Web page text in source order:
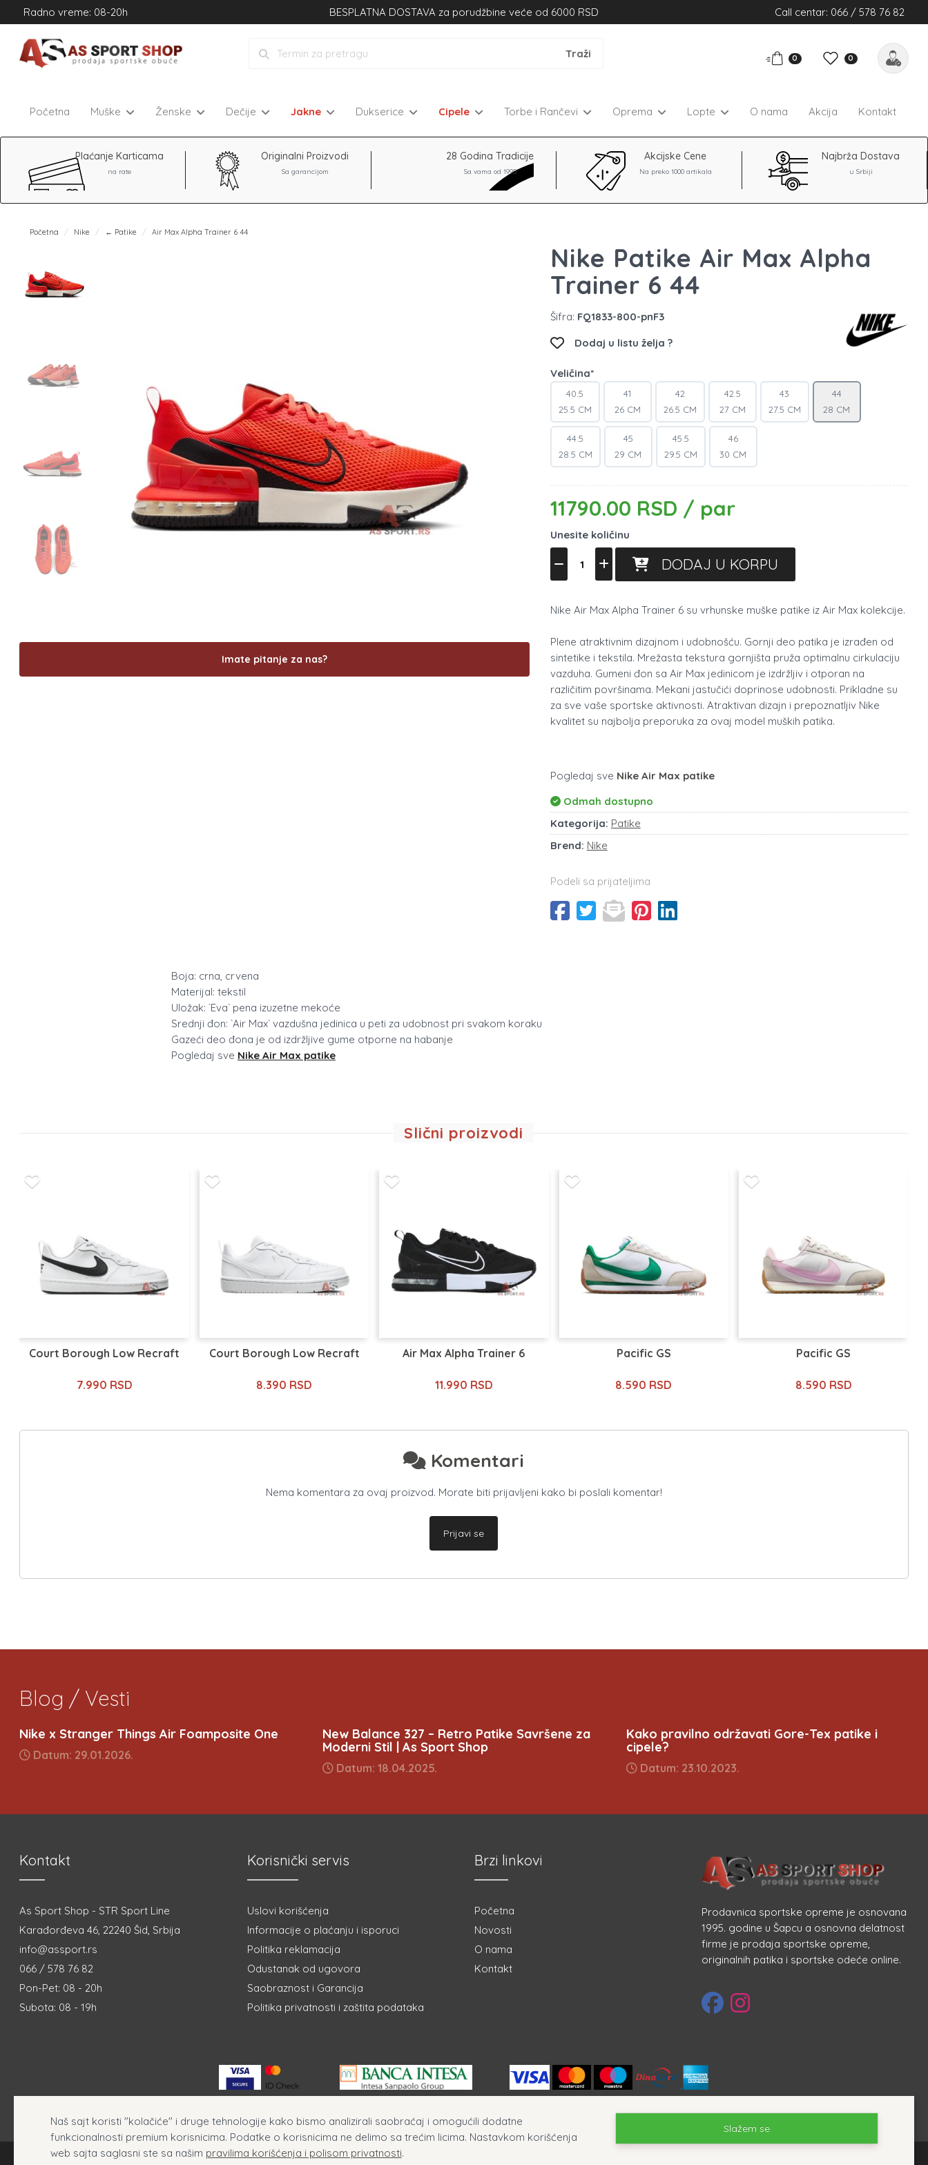
Radno vreme: 08-20h BESPLATNA DOSTAVA za porudžbine veće od 6000 RSD Call centar: 066 / 578 76 82
0 0
Početna Muške Ženske Dečije Jakne Dukserice Cipele Torbe i Rančevi Oprema Lopte O nama Akcija Kontakt
Plaćanje Karticama
na rate
Originalni Proizvodi
Sa garancijom
28 Godina Tradicije
Sa vama od 1995
Akcijske Cene
Na preko 1000 artikala
Najbrža Dostava
u Srbiji
Početna Nike ← Patike Air Max Alpha Trainer 6 44
Imate pitanje za nas?
Nike Patike Air Max Alpha
Trainer 6 44
Šifra: FQ1833-800-pnF3
Dodaj u listu želja ?
Veličina*
40.5
25.5 CM
41
26 CM
42
26.5 CM
42.5
27 CM
43
27.5 CM
44
28 CM
44.5
28.5 CM
45
29 CM
45.5
29.5 CM
46
30 CM
11790.00 RSD / par
Unesite količinu
DODAJ U KORPU
Nike Air Max Alpha Trainer 6 su vrhunske muške patike iz Air Max kolekcije.
Plene atraktivnim dizajnom i udobnošću. Gornji deo patika je izrađen od
sintetike i tekstila. Mrežasta tekstura gornjišta pruža optimalnu cirkulaciju
vazduha. Gumeni đon sa Air Max jedinicom je izdržljiv i otporan na
različitim površinama. Mekani jastučići doprinose udobnosti. Prikladne su
za sve vaše sportske aktivnosti. Atraktivan dizajn i prepoznatljiv Nike
kvalitet su najbolja preporuka za ovaj model muških patika.
Pogledaj sve Nike Air Max patike
Odmah dostupno
Kategorija: Patike
Brend: Nike
Podeli sa prijateljima
Boja: crna, crvena
Materijal: tekstil
Uložak: `Eva` pena izuzetne mekoće
Srednji đon: `Air Max` vazdušna jedinica u peti za udobnost pri svakom koraku
Gazeći deo đona je od izdržljive gume otporne na habanje
Pogledaj sve Nike Air Max patike
Slični proizvodi
Court Borough Low Recraft
7.990 RSD
Court Borough Low Recraft
8.390 RSD
Air Max Alpha Trainer 6
11.990 RSD
Pacific GS
8.590 RSD
Pacific GS
8.590 RSD
Komentari
Nema komentara za ovaj proizvod. Morate biti prijavljeni kako bi poslali komentar!
Prijavi se
Blog / Vesti
Nike x Stranger Things Air Foamposite One
Datum: 29.01.2026.
New Balance 327 – Retro Patike Savršene za
Moderni Stil | As Sport Shop
Datum: 18.04.2025.
Kako pravilno održavati Gore-Tex patike i
cipele?
Datum: 23.10.2023.
Kontakt
As Sport Shop - STR Sport Line
Karađorđeva 46, 22240 Šid, Srbija
info@assport.rs
066 / 578 76 82
Pon-Pet: 08 - 20h
Subota: 08 - 19h
Korisnički servis
Uslovi korišćenja
Informacije o plaćanju i isporuci
Politika reklamacija
Odustanak od ugovora
Saobraznost i Garancija
Politika privatnosti i zaštita podataka
Brzi linkovi
Početna
Novosti
O nama
Kontakt
Prodavnica sportske opreme je osnovana
1995. godine u Šapcu a osnovna delatnost
firme je prodaja sportske opreme,
originalnih patika i sportske odeće online.
Naš sajt koristi "kolačiće" i druge tehnologije kako bismo analizirali saobraćaj i omogućili dodatne
funkcionalnosti premium korisnicima. Podatke o korisnicima ne delimo sa trećim licima. Nastavkom korišćenja
web sajta saglasni ste sa našim pravilima korišćenja i polisom privatnosti.
Slažem se